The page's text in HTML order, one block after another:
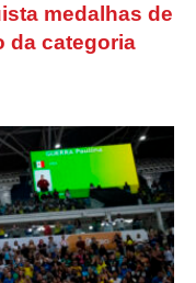
medalhas de
da categoria